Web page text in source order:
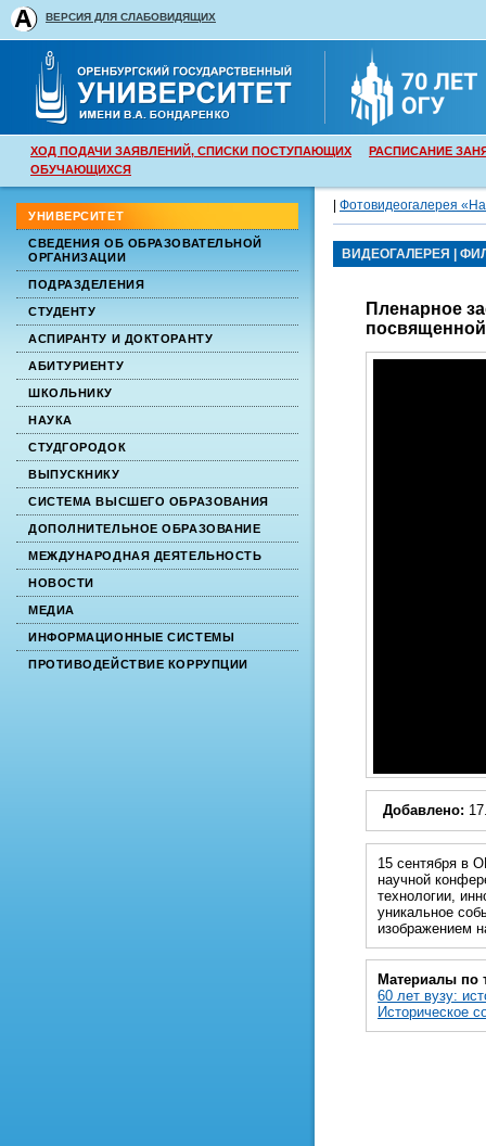
ВЕРСИЯ ДЛЯ СЛАБОВИДЯЩИХ
ХОД ПОДАЧИ ЗАЯВЛЕНИЙ, СПИСКИ ПОСТУПАЮЩИХ
РАСПИСАНИЕ
ОБУЧАЮЩИХСЯ
УНИВЕРСИТЕТ
СВЕДЕНИЯ ОБ ОБРАЗОВАТЕЛЬНОЙ
ОРГАНИЗАЦИИ
ПОДРАЗДЕЛЕНИЯ
СТУДЕНТУ
АСПИРАНТУ И ДОКТОРАНТУ
АБИТУРИЕНТУ
ШКОЛЬНИКУ
НАУКА
СТУДГОРОДОК
ВЫПУСКНИКУ
СИСТЕМА ВЫСШЕГО ОБРАЗОВАНИЯ
ДОПОЛНИТЕЛЬНОЕ ОБРАЗОВАНИЕ
МЕЖДУНАРОДНАЯ ДЕЯТЕЛЬНОСТЬ
НОВОСТИ
МЕДИА
ИНФОРМАЦИОННЫЕ СИСТЕМЫ
ПРОТИВОДЕЙСТВИЕ КОРРУПЦИИ
Фотовидеогалерея
ВИДЕОГАЛЕРЕЯ
Пленарное
Добавлено:
15 сентября в
научной
технологии,
уникальное
изображением
Материалы по
60 лет вузу:
Историческое